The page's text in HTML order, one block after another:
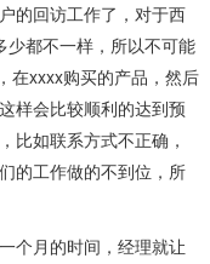
的回访工作了，对于西
少都不一样，所以不可能
在xxxx购买的产品，然后
样会比较顺利的达到预
比如联系方式不正确，
的工作做的不到位，所
月的时间，经理就让